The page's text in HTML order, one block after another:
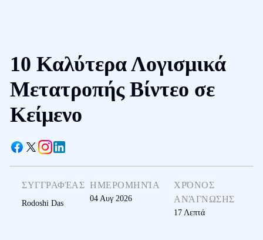
10 Καλύτερα Λογισμικά
Μετατροπής Βίντεο σε
Κείμενο
ΣΥΓΓΡΑΦΈΑΣ
Rodoshi Das
ΗΜΕΡΟΜΗΝΊΑ
04 Αυγ 2026
ΧΡΌΝΟΣ
ΑΝΆΓΝΩΣΗΣ
17 Λεπτά